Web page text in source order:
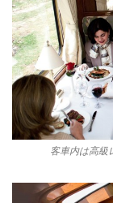
客車内は高級